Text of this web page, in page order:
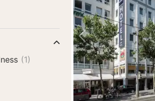
Vorige foto
(1)